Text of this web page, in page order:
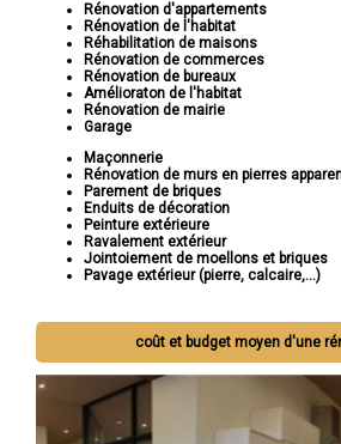
Rénovation d'appartements
Rénovation de l'habitat
Réhabilitation de maisons
Rénovation de commerces
Rénovation de bureaux
Amélioraton de l'habitat
Rénovation de mairie
Garage
Maçonnerie
Rénovation de murs en pierres
Parement de briques
Enduits de décoration
Peinture extérieure
Ravalement extérieur
Jointoiement de moellons et briques
Pavage extérieur (pierre, calcaire,...)
coût et budget moyen d'une